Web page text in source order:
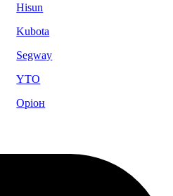
Hisun
Kubota
Segway
YTO
Оріон